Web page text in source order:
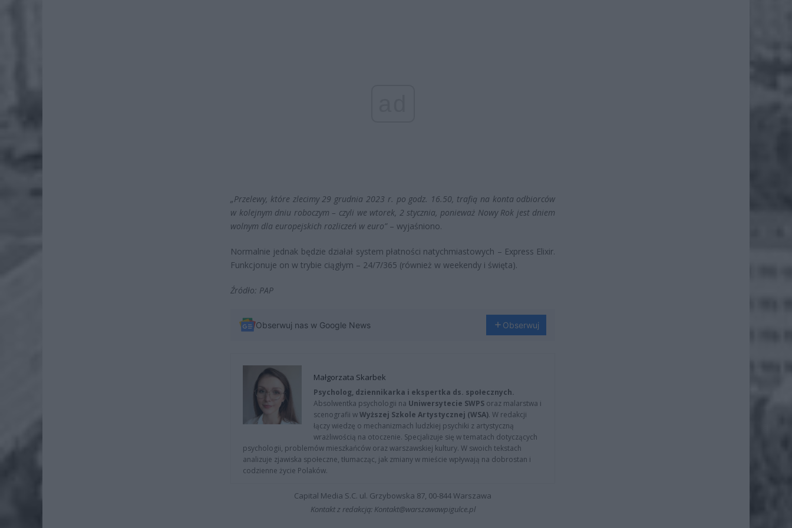
„Przelewy, które zlecimy 29 grudnia 2023 r. po godz. 16.50, trafią na konta odbiorców
w kolejnym dniu roboczym – czyli we wtorek, 2 stycznia, ponieważ Nowy Rok jest dniem
wolnym dla europejskich rozliczeń w euro”– wyjaśniono.
Normalnie jednak będzie działał system płatności natychmiastowych – Express Elixir.
Funkcjonuje on w trybie ciągłym – 24/7/365 (również w weekendy i święta).
Źródło: PAP
Obserwuj nas w Google News Obserwuj
Małgorzata Skarbek
Psycholog, dziennikarka i ekspertka ds. społecznych.
Absolwentka psychologii na Uniwersytecie SWPS oraz malarstwa i
scenografii wWyższej Szkole Artystycznej (WSA). W redakcji
łączy wiedzę o mechanizmach ludzkiej psychiki z artystyczną
wrażliwością na otoczenie. Specjalizuje się w tematach dotyczących
psychologii, problemów mieszkańców oraz warszawskiej kultury. W swoich tekstach
analizuje zjawiska społeczne, tłumacząc, jak zmiany w mieście wpływają na dobrostan i
codzienne życie Polaków.
Capital Media S.C. ul. Grzybowska 87, 00-844 Warszawa
Kontakt z redakcją: Kontakt@warszawawpigulce.pl